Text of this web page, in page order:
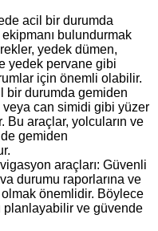
acil bir durumda
bulundurmak
yedek dümen,
yedek pervane gibi
için önemli olabilir.
bir durumda gemiden
can simidi gibi yüzer
Bu araçlar, yolcuların ve
gemiden
araçları: Güvenli
durumu raporlarına ve
önemlidir. Böylece
planlayabilir ve güvende